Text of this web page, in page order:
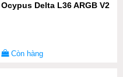
Ocypus Delta L36 ARGB V2
Còn hàng